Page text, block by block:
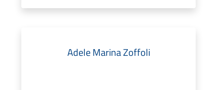
Adele Marina Zoffoli